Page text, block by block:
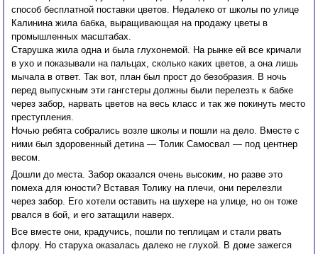
способ бесплатной поставки цветов. Недалеко от школы по улице
Калинина жила бабка, выращивающая на продажу цветы в
промышленных масштабах.
Старушка жила одна и была глухонемой. На рынке ей все кричали
в ухо и показывали на пальцах, сколько каких цветов, а она лишь
мычала в ответ. Так вот, план был прост до безобразия. В ночь
перед выпускным эти гангстеры должны были перелезть к бабке
через забор, нарвать цветов на весь класс и так же покинуть место
преступления.
Ночью ребята собрались возле школы и пошли на дело. Вместе с
ними был здоровенный детина — Толик Самосвал — под центнер
весом.
Дошли до места. Забор оказался очень высоким, но разве это
помеха для юности? Вставая Толику на плечи, они перелезли
через забор. Его хотели оставить на шухере на улице, но он тоже
рвался в бой, и его затащили наверх.
Все вместе они, крадучись, пошли по теплицам и стали рвать
флору. Но старуха оказалась далеко не глухой. В доме зажегся